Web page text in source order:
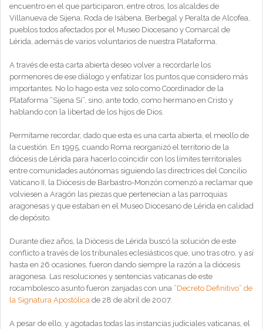
encuentro en el que participaron, entre otros, los alcaldes de
Villanueva de Sijena, Roda de Isábena, Berbegal y Peralta de Alcofea,
pueblos todos afectados por el Museo Diocesano y Comarcal de
Lérida, además de varios voluntarios de nuestra Plataforma.
A través de esta carta abierta deseo volver a recordarle los
pormenores de ese diálogo y enfatizar los puntos que considero más
importantes. No lo hago esta vez solo como Coordinador de la
Plataforma “Sijena Sí”, sino, ante todo, como hermano en Cristo y
hablando con la libertad de los hijos de Dios.
Permítame recordar, dado que esta es una carta abierta, el meollo de
la cuestión. En 1995, cuando Roma reorganizó el territorio de la
diócesis de Lérida para hacerlo coincidir con los límites territoriales
entre comunidades autónomas siguiendo las directrices del Concilio
Vaticano II, la Diócesis de Barbastro-Monzón comenzó a reclamar que
volviesen a Aragón las piezas que pertenecían a las parroquias
aragonesas y que estaban en el Museo Diocesano de Lérida en calidad
de depósito.
Durante diez años, la Diócesis de Lérida buscó la solución de este
conflicto a través de los tribunales eclesiásticos que, uno tras otro, y así
hasta en 26 ocasiones, fueron dando siempre la razón a la diócesis
aragonesa. Las resoluciones y sentencias vaticanas de este
rocambolesco asunto fueron zanjadas con una “Decreto Definitivo” de
la Signatura Apostólica de 28 de abril de 2007.
A pesar de ello, y agotadas todas las instancias judiciales vaticanas, el